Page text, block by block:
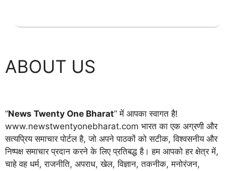
ABOUT US
“News Twenty One Bharat” में आपका स्वागत है!
www.newstwentyonebharat.com भारत का एक अग्रणी और
सत्यप्रिय समाचार पोर्टल है, जो अपने पाठकों को सटीक, विश्वसनीय और
निष्पक्ष समाचार प्रदान करने के लिए प्रतिबद्ध है। हम आपको हर क्षेत्र में,
चाहे वह धर्म, राजनीति, अपराध, खेल, विज्ञान, तकनीक, मनोरंजन,